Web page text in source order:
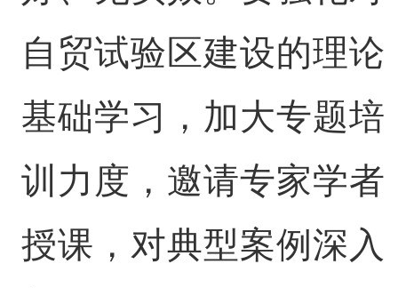
自贸试验区建设的理论
基础学习，加大专题培
训力度，邀请专家学者
授课，对典型案例深入